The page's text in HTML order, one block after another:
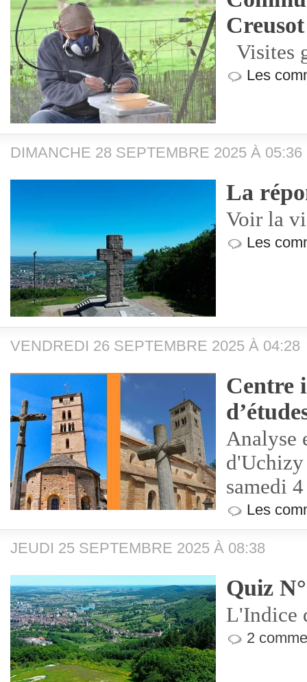
Visites
Les
DIMANCHE 28 SEPTEMBRE 2025 À 05:36
La
Voir la
Les
VENDREDI 26 SEPTEMBRE 2025 À 04:28
Centre
Analyse
d'Uchizy
samedi
Les
JEUDI 25 SEPTEMBRE 2025 À 08:38
Quiz
L'Indice
2